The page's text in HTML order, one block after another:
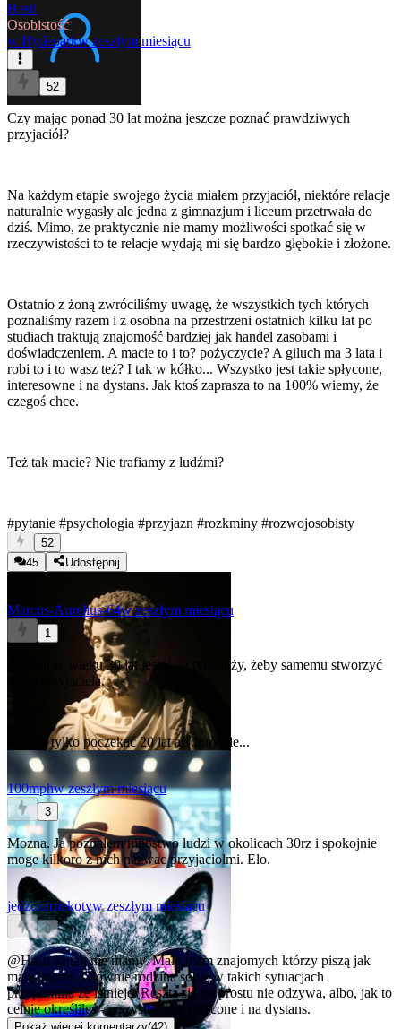
Hasti
Osobistość
w Hydeparkw zeszłym miesiącu
52
Czy mając ponad 30 lat można jeszcze poznać prawdziwych
przyjaciół?
Na każdym etapie swojego życia miałem przyjaciół, niektóre relacje
naturalnie wygasły ale jedna z gimnazjum i liceum przetrwała do
dziś. Mimo, że praktycznie nie mamy możliwości spotkać się w
rzeczywistości to te relacje wydają mi się bardzo głębokie i złożone.
Ostatnio z żoną zwróciliśmy uwagę, że wszystkich tych których
poznaliśmy razem i z osobna na przestrzeni ostatnich kilku lat po
studiach traktują znajomość bardziej jak handel zasobami i
doświadczeniem. A macie to i to? pożyczycie? A giluch ma 3 lata i
robi to i to wasz też? I tak w kółko... Wszystko jest takie spłycone,
interesowne i na dystans. Jak ktoś zaprasza to na 100% wiemy, że
czegoś chce.
Też tak macie? Nie trafiamy z ludźmi?
#pytanie #psychologia #przyjazn #rozkminy #rozwojosobisty
52
45
Udostępnij
Marcus-Aurelius-64w zeszłym miesiącu
1
w wieku 30 lat jesteś na tyle duży, żeby samemu stworzyć
sobie przyjaciela.
Musisz tylko poczekać 20 lat aż dorośnie...
100mphw zeszłym miesiącu
3
Mozna. Ja poznalem mnostwo ludzi w okolicach 30rz i spokojnie
moge kilkoro z nich nazwac przyjaciolmi. Elo.
jedzczarnekotyw zeszłym miesiącu
0
@Hastiaż tak nie mamy. Mało mam znajomych którzy piszą jak
mają interes. Głównie rodzina sobie w takich sytuacjach
przypomina że istnieję. Reszta się po prostu nie odzywa, albo, jak to
celnie określiłeś - wszystko jest spłycone i na dystans.